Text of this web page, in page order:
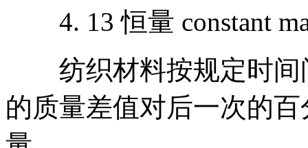
4. 13 恒量 constant
纺织材料按规定时间
的质量差值对后一次的